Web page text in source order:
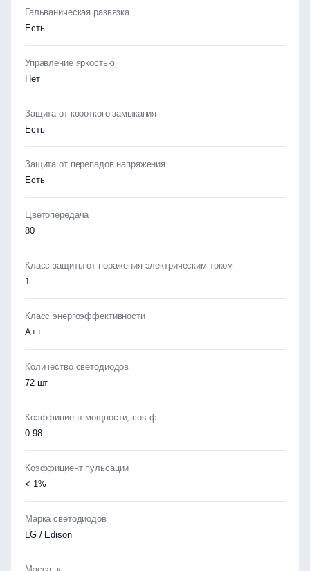
Гальваническая развязка
Есть
Управление яркостью
Нет
Защита от короткого замыкания
Есть
Защита от перепадов напряжения
Есть
Цветопередача
80
Класс защиты от поражения электрическим током
1
Класс энергоэффективности
А++
Количество светодиодов
72 шт
Коэффициент мощности, cos ф
0.98
Коэффициент пульсации
< 1%
Марка светодиодов
LG / Edison